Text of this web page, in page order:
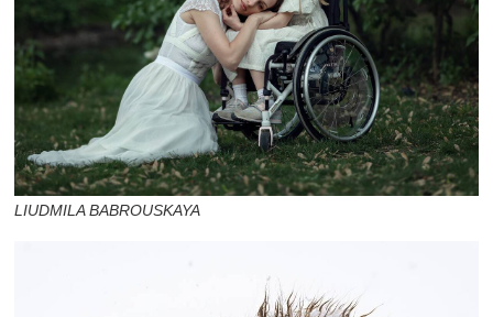
LIUDMILA BABROUSKAYA